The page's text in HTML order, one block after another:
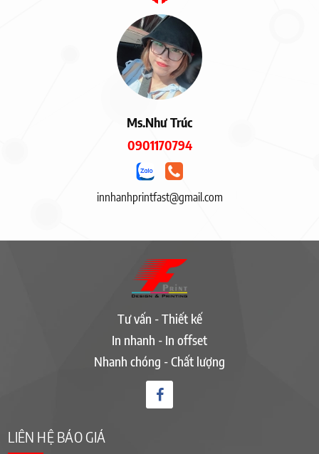
Ms.Như Trúc
0901170794
innhanhprintfast@gmail.com
Tư vấn - Thiết kế
In nhanh - In offset
Nhanh chóng - Chất lượng
LIÊN HỆ BÁO GIÁ